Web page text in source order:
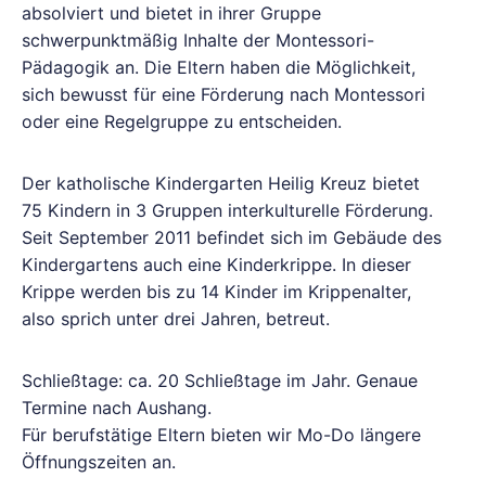
absolviert und bietet in ihrer Gruppe
schwerpunktmäßig Inhalte der Montessori-
Pädagogik an. Die Eltern haben die Möglichkeit,
sich bewusst für eine Förderung nach Montessori
oder eine Regelgruppe zu entscheiden.
Der katholische Kindergarten Heilig Kreuz bietet
75 Kindern in 3 Gruppen interkulturelle Förderung.
Seit September 2011 befindet sich im Gebäude des
Kindergartens auch eine Kinderkrippe. In dieser
Krippe werden bis zu 14 Kinder im Krippenalter,
also sprich unter drei Jahren, betreut.
Schließtage: ca. 20 Schließtage im Jahr. Genaue
Termine nach Aushang.
Für berufstätige Eltern bieten wir Mo-Do längere
Öffnungszeiten an.